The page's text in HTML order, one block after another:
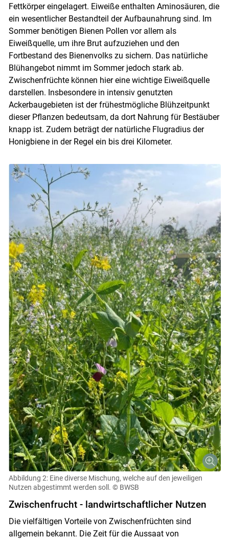
Fettkörper eingelagert. Eiweiße enthalten Aminosäuren, die
ein wesentlicher Bestandteil der Aufbaunahrung sind. Im
Sommer benötigen Bienen Pollen vor allem als
Eiweißquelle, um ihre Brut aufzuziehen und den
Fortbestand des Bienenvolks zu sichern. Das natürliche
Blühangebot nimmt im Sommer jedoch stark ab.
Zwischenfrüchte können hier eine wichtige Eiweißquelle
darstellen. Insbesondere in intensiv genutzten
Ackerbaugebieten ist der frühestmögliche Blühzeitpunkt
dieser Pflanzen bedeutsam, da dort Nahrung für Bestäuber
knapp ist. Zudem beträgt der natürliche Flugradius der
Honigbiene in der Regel ein bis drei Kilometer.
Abbildung 2: Eine diverse Mischung, welche auf den jeweiligen
Nutzen abgestimmt werden soll. © BWSB
Zwischenfrucht - landwirtschaftlicher Nutzen
Die vielfältigen Vorteile von Zwischenfrüchten sind
allgemein bekannt. Die Zeit für die Aussaat von